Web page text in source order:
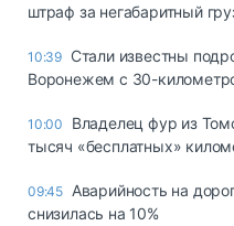
штраф за негабаритный
10:39 Стали известны
Воронежем с 30-
10:00
Владелец фур из
тысяч «бесплатных»
09:45 Аварийность на
снизилась на 10%